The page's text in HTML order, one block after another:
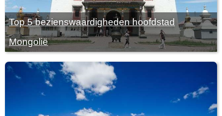
Top 5 bezienswaardigheden hoofdstad
Mongolië